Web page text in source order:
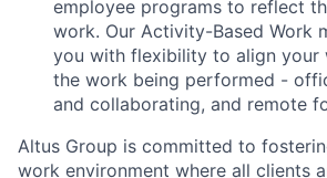
employee programs to reflect
work. Our Activity-Based Work
you with flexibility to align your
the work being performed -
and collaborating, and remote
Altus Group is committed to
work environment where all clients